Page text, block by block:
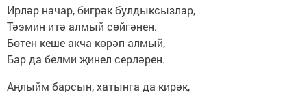
Ирләр начар, бигрәк булдыксызлар,
Тәэмин итә алмый сөйгәнен.
Бөтен кеше акча көрәп алмый,
Бар да белми җинел серләрен.
Аңлыйм барсын, хатынга да кирәк,